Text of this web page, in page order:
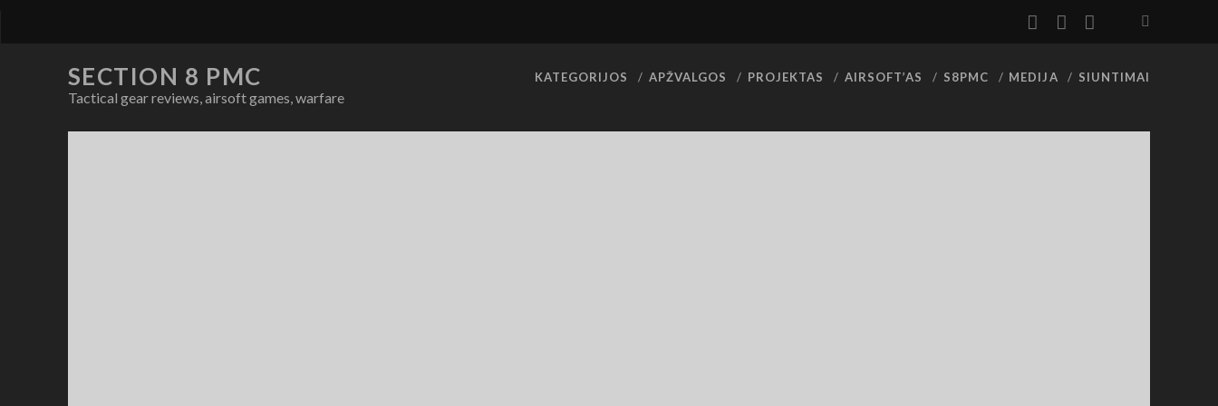
facebook
youtube
SECTION 8 PMC
Tactical gear reviews, airsoft games, warfare
KATEGORIJOS APŽVALGOS PROJEKTAS AIRSOFT’AS S8PMC MEDIJA SIUNTIMAI